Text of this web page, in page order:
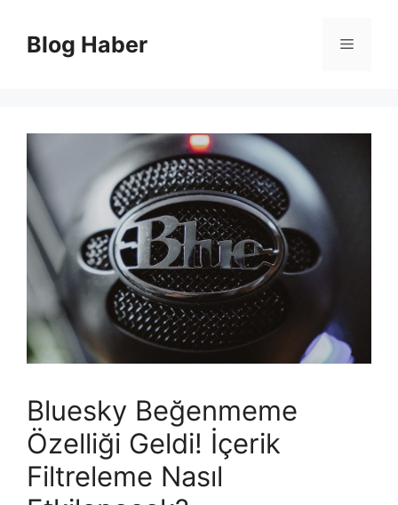
Blog Haber Menü
Bluesky Beğenmeme
Özelliği Geldi! İçerik
Filtreleme Nasıl